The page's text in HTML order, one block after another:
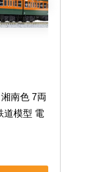
南色 7両
道模型 電